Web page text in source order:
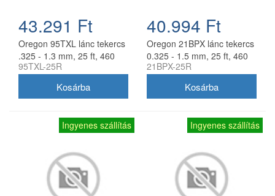
43.291 Ft
Oregon 95TXL lánc tekercs
.325 - 1.3 mm, 25 ft, 460
szem
95TXL-25R
40.994 Ft
Oregon 21BPX lánc tekercs
0.325 - 1.5 mm, 25 ft, 460
szem
21BPX-25R
Ingyenes szállítás Ingyenes szállítás